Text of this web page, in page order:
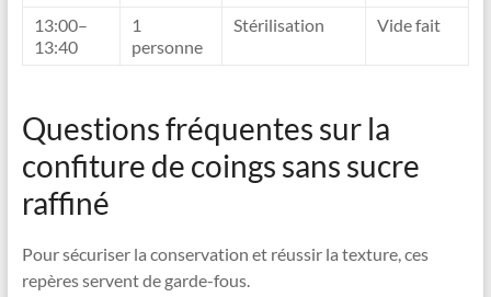
13:00–
13:40
1
personne
Stérilisation Vide fait
Questions fréquentes sur la
confiture de coings sans sucre
raffiné
Pour sécuriser la conservation et réussir la texture, ces
repères servent de garde-fous.